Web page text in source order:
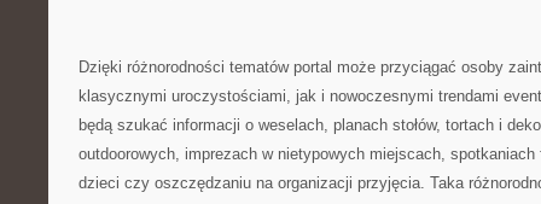
Dzięki różnorodności tematów portal może przyciągać osoby
klasycznymi uroczystościami, jak i nowoczesnymi trendami
będą szukać informacji o weselach, planach stołów, tortach i
outdoorowych, imprezach w nietypowych miejscach,
dzieci czy oszczędzaniu na organizacji przyjęcia. Taka